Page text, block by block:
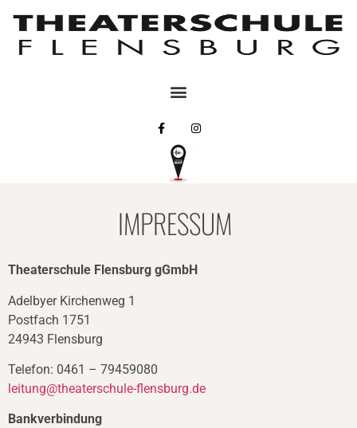
IMPRESSUM
Theaterschule Flensburg gGmbH
Adelbyer Kirchenweg 1
Postfach 1751
24943 Flensburg
Telefon: 0461 – 79459080
leitung@theaterschule-flensburg.de
Bankverbindung